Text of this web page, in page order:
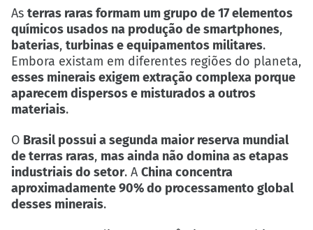
As terras raras formam um grupo de 17 elementos
químicos usados na produção de smartphones,
baterias, turbinas e equipamentos militares.
Embora existam em diferentes regiões do planeta,
esses minerais exigem extração complexa porque
aparecem dispersos e misturados a outros
materiais.
O Brasil possui a segunda maior reserva mundial
de terras raras, mas ainda não domina as etapas
industriais do setor. A China concentra
aproximadamente 90% do processamento global
desses minerais.